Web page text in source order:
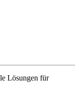
Lösungen für